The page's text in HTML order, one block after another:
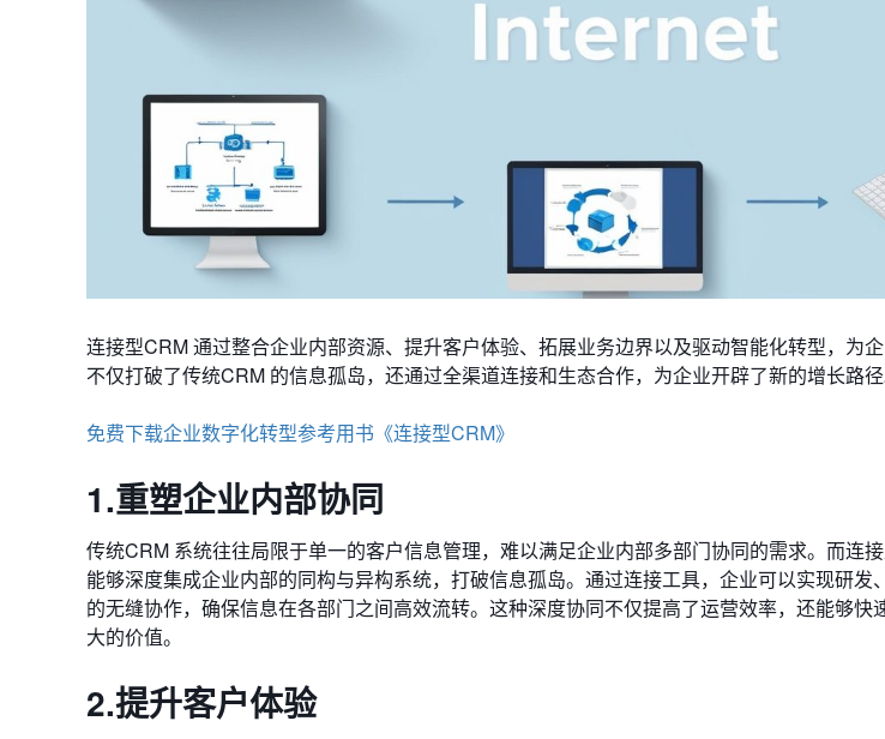
连接型CRM 通过整合企业内部资源、提升客户体验、拓展业务边界以及驱动智能化转型，为
不仅打破了传统CRM 的信息孤岛，还通过全渠道连接和生态合作，为企业开辟了新的增长路径
免费下载企业数字化转型参考用书《连接型CRM》
1.重塑企业内部协同
传统CRM 系统往往局限于单一的客户信息管理，难以满足企业内部多部门协同的需求。而连
能够深度集成企业内部的同构与异构系统，打破信息孤岛。通过连接工具，企业可以实现研发
的无缝协作，确保信息在各部门之间高效流转。这种深度协同不仅提高了运营效率，还能够快
大的价值。
2.提升客户体验